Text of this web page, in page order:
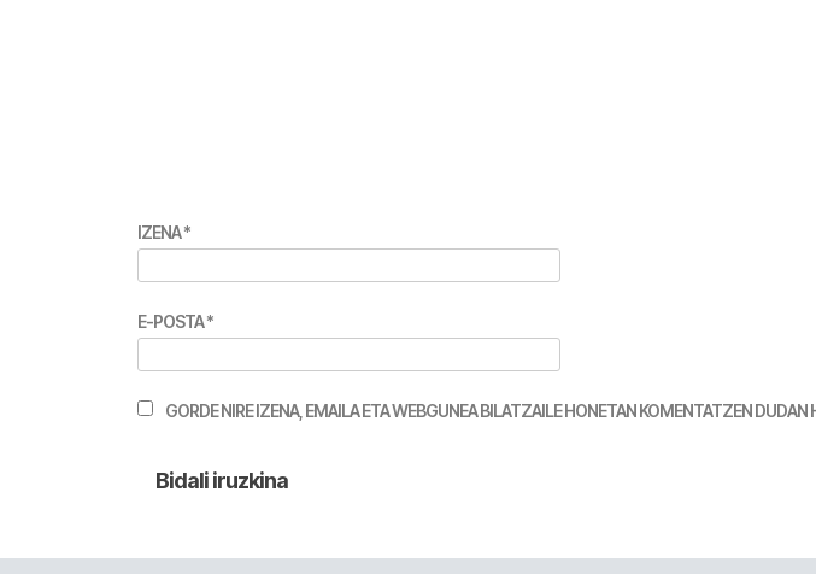
IZENA*
E-POSTA*
GORDE NIRE IZENA, EMAILA ETA WEBGUNEA BILATZAILE HONETAN KOMENTATZEN DUDAN